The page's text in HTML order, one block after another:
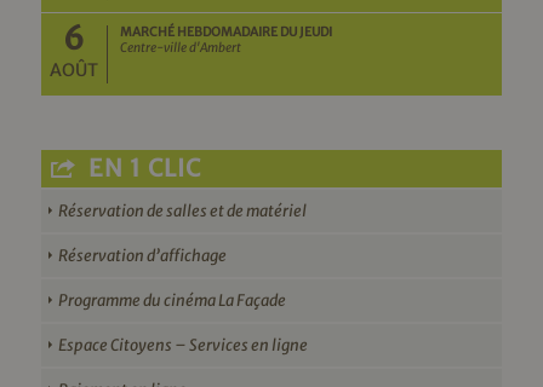
6
AOÛT
MARCHÉ HEBDOMADAIRE DU JEUDI
Centre-ville d'Ambert
EN 1 CLIC
Réservation de salles et de matériel
Réservation d’affichage
Programme du cinéma La Façade
Espace Citoyens – Services en ligne